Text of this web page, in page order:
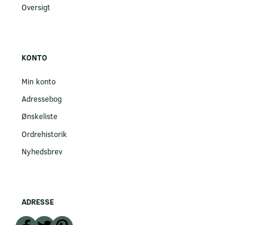
Oversigt
KONTO
Min konto
Adressebog
Ønskeliste
Ordrehistorik
Nyhedsbrev
ADRESSE